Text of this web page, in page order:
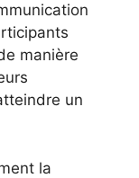
manière
un
la